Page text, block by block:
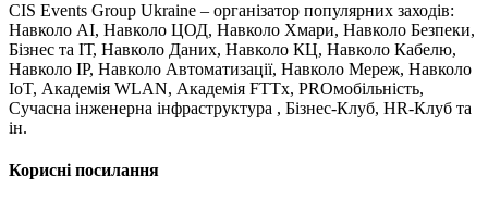
CIS Events Group Ukraine – організатор популярних заходів:
Навколо AI, Навколо ЦОД, Навколо Хмари, Навколо Безпеки,
Бізнес та ІТ, Навколо Даних, Навколо КЦ, Навколо Кабелю,
Навколо IP, Навколо Автоматизації, Навколо Мереж, Навколо
IoT, Академія WLAN, Академія FTTx, PROмобільність,
Сучасна інженерна інфраструктура , Бізнес-Клуб, HR-Клуб та
ін.
Корисні посилання